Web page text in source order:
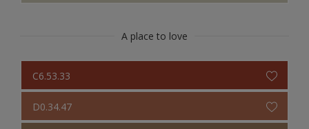
A place to love
C6.53.33
D0.34.47